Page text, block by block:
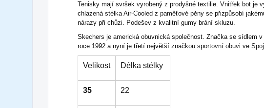
Tenisky mají svršek vyrobený z prodyšné textilie. Vnitřek bot je
chlazená stélka Air-Cooled z paměťové pěny se přizpůsobí
nárazy při chůzi. Podešev z kvalitní gumy brání skluzu.
Skechers je americká obuvnická společnost. Značka se sídlem
roce 1992 a nyní je třetí největší značkou sportovní obuvi ve
Velikost Délka stélky
35 22